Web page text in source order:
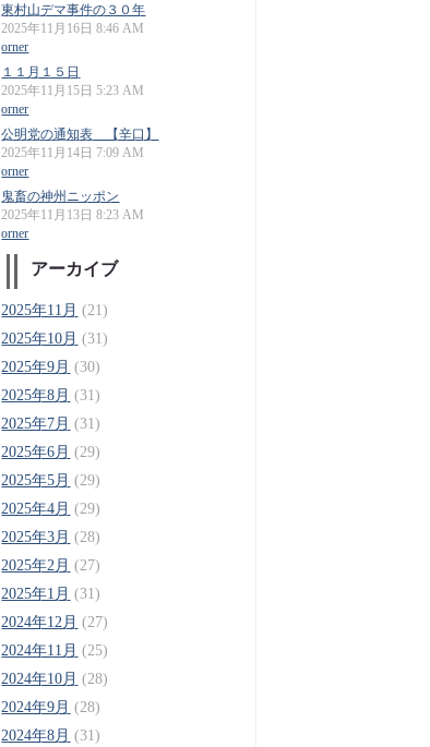
東村山デマ事件の３０年
2025年11月16日 8:46 AM
orner
１１月１５日
2025年11月15日 5:23 AM
orner
公明党の通知表 【辛口】
2025年11月14日 7:09 AM
orner
鬼畜の神州ニッポン
2025年11月13日 8:23 AM
orner
アーカイブ
2025年11月 (21)
2025年10月 (31)
2025年9月 (30)
2025年8月 (31)
2025年7月 (31)
2025年6月 (29)
2025年5月 (29)
2025年4月 (29)
2025年3月 (28)
2025年2月 (27)
2025年1月 (31)
2024年12月 (27)
2024年11月 (25)
2024年10月 (28)
2024年9月 (28)
2024年8月 (31)